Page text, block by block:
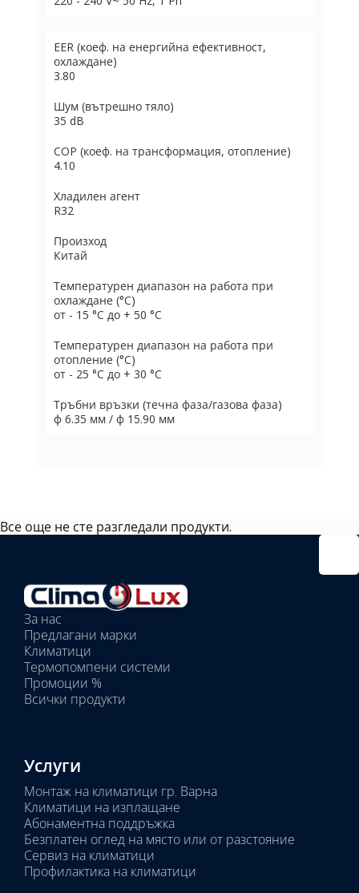
EER (коеф. на енергийна ефективност,
охлаждане)
3.80
Шум (вътрешно тяло)
35 dB
COP (коеф. на трансформация, отопление)
4.10
Хладилен агент
R32
Произход
Китай
Температурен диапазон на работа при
охлаждане (°C)
от - 15 °C до + 50 °C
Температурен диапазон на работа при
отопление (°C)
от - 25 °C до + 30 °C
Тръбни връзки (течна фаза/газова фаза)
ф 6.35 мм / ф 15.90 мм
Все още не сте разгледали продукти.
Избрани
вътрешни
тела:
Избрано
тяло:
За нас
Предлагани марки
Климатици
Термопомпени системи
Промоции %
Всички продукти
Услуги
Монтаж на климатици гр. Варна
Климатици на изплащане
Абонаментна поддръжка
Безплатен оглед на място или от разстояние
Сервиз на климатици
Профилактика на климатици